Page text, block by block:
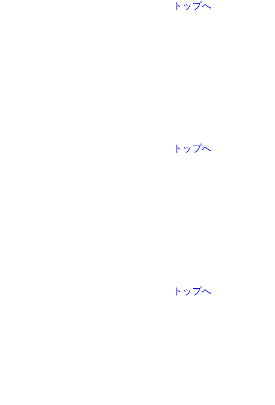
トップへ
トップへ
トップへ